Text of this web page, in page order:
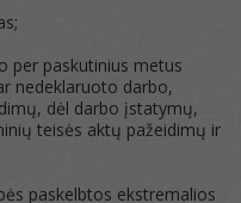
per paskutinius metus
nedeklaruoto darbo,
dėl darbo įstatymų,
teisės aktų pažeidimų ir
paskelbtos ekstremalios